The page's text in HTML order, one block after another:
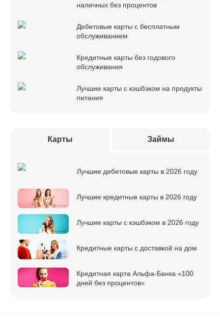
наличных без процентов
Дебетовые карты с бесплатным
обслуживанием
Кредитные карты без годового
обслуживания
Лучшие карты с кэшбэком на продукты
питания
Карты Займы
Лучшие дебетовые карты в 2026 году
Лучшие кредитные карты в 2026 году
Лучшие карты с кэшбэком в 2026 году
Кредитные карты с доставкой на дом
Кредитная карта Альфа-Банка «100
дней без процентов»